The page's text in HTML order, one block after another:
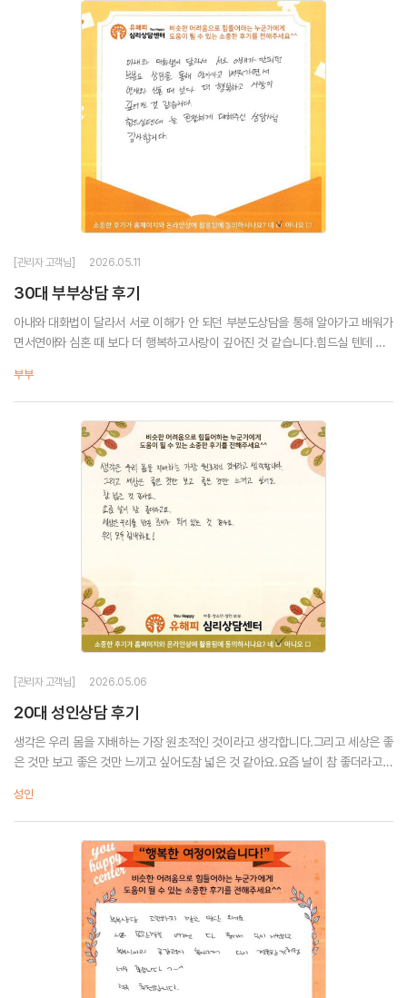
[관리자 고객님] 2026.05.11
30대 부부상담 후기
아내와 대화법이 달라서 서로 이해가 안 되던 부분도상담을 통해 알아가고 배워가
면서연애와 심혼 때 보다 더 행복하고사랑이 깊어진 것 같습니다.힘드실 텐데 늘
부부
[관리자 고객님] 2026.05.06
20대 성인상담 후기
생각은 우리 몸을 지배하는 가장 원초적인 것이라고 생각합니다.그리고 세상은 좋
은 것만 보고 좋은 것만 느끼고 싶어도참 넓은 것 같아요.요즘 날이 참 좋더라고
성인